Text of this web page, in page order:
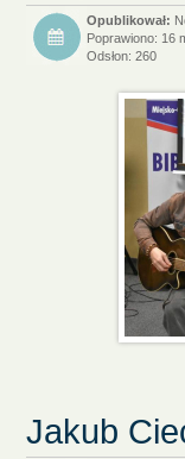
Poprawiono: 16
Odsłon: 260
Jakub